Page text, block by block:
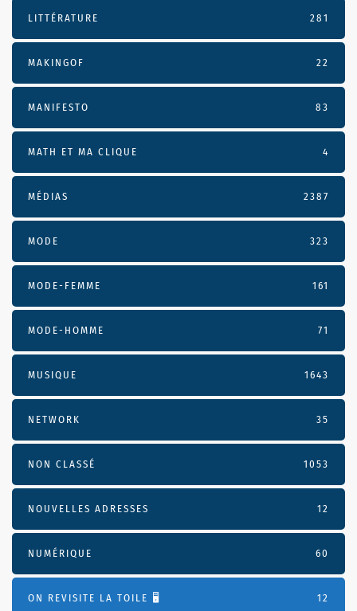
LITTÉRATURE 281
MAKINGOF 22
MANIFESTO 83
MATH ET MA CLIQUE 4
MÉDIAS 2387
MODE 323
MODE-FEMME 161
MODE-HOMME 71
MUSIQUE 1643
NETWORK 35
NON CLASSÉ 1053
NOUVELLES ADRESSES 12
NUMÉRIQUE 60
ON REVISITE LA TOILE 🖥️ 12